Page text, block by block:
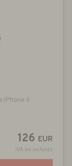
iPhone 6
126 EUR
IVA no incluido